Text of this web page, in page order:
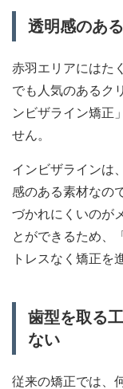
透明感のあ
赤羽エリアにはた
でも人気のあるク
ンビザライン矯正
せん。
インビザラインは
感のある素材なの
づかれにくいのが
とができるため、
トレスなく矯正を
歯型を取る
ない
従来の矯正では、